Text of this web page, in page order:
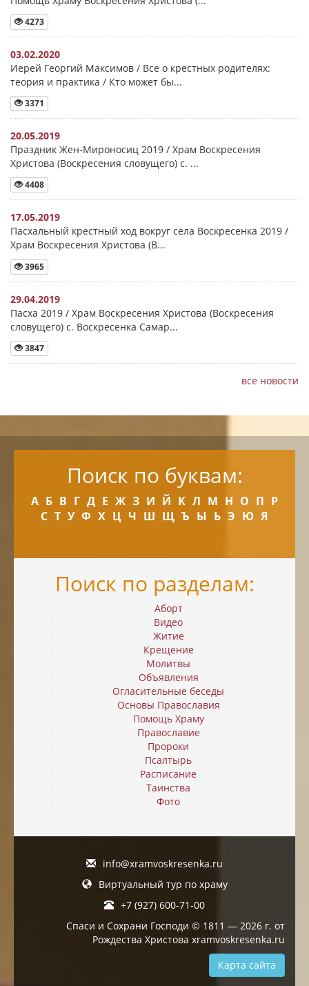
4273
03.02.2020
Иерей Георгий Максимов / Все о крестных родителях:
теория и практика / Кто может бы...
3371
20.05.2019
Праздник Жен-Мироносиц 2019 / Храм Воскресения
Христова (Воскресения словущего) с. ...
4408
17.05.2019
Пасхальный крестный ход вокруг села Воскресенка 2019 /
Храм Воскресения Христова (В...
3965
29.04.2019
Пасха 2019 / Храм Воскресения Христова (Воскресения
словущего) с. Воскресенка Самар...
3847
все новости
Поиск по буквам:
А Б В Г Д Е Ж З И Й К Л М Н О П Р
С Т У Ф Х Ц Ч Ш Щ Ъ Ы Ь Э Ю Я
Поиск по разделам:
Аборт
Видео
Житие
Крещение
Молитвы
Объявления
Огласительные беседы
Основы Православия
Помощь Храму
Православие
Пророки
Псалтырь
Расписание
Таинства
Фото
info@xramvoskresenka.ru
Виртуальный тур по храму
+7 (927) 600-71-00
Спаси и Сохрани Господи © 1811 — 2026 г. от
Рождества Христова xramvoskresenka.ru
Карта сайта